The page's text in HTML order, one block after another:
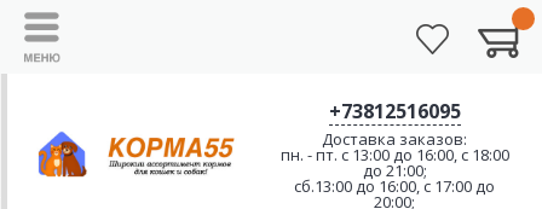
+73812516095
Доставка заказов:
пн. - пт. с 13:00 до 16:00, с 18:00
до 21:00;
сб.13:00 до 16:00, с 17:00 до
20:00;